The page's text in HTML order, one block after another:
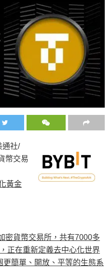
通社/
幣交易
黃金
密貨幣交易所，共有7000多
正在重新定義去中心化世界
簡單、開放、平等的生態系